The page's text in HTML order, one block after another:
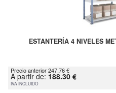
ESTANTERÍA 4 NIVELES
Precio anterior 247.76 €
A partir de: 188.30 €
IVA INCLUIDO